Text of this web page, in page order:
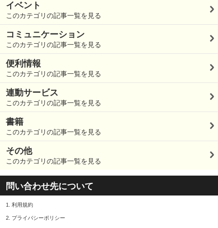
イベント
このカテゴリの記事一覧を見る
コミュニケーション
このカテゴリの記事一覧を見る
便利情報
このカテゴリの記事一覧を見る
連動サービス
このカテゴリの記事一覧を見る
書籍
このカテゴリの記事一覧を見る
その他
このカテゴリの記事一覧を見る
問い合わせ先について
1. 利用規約
2. プライバシーポリシー